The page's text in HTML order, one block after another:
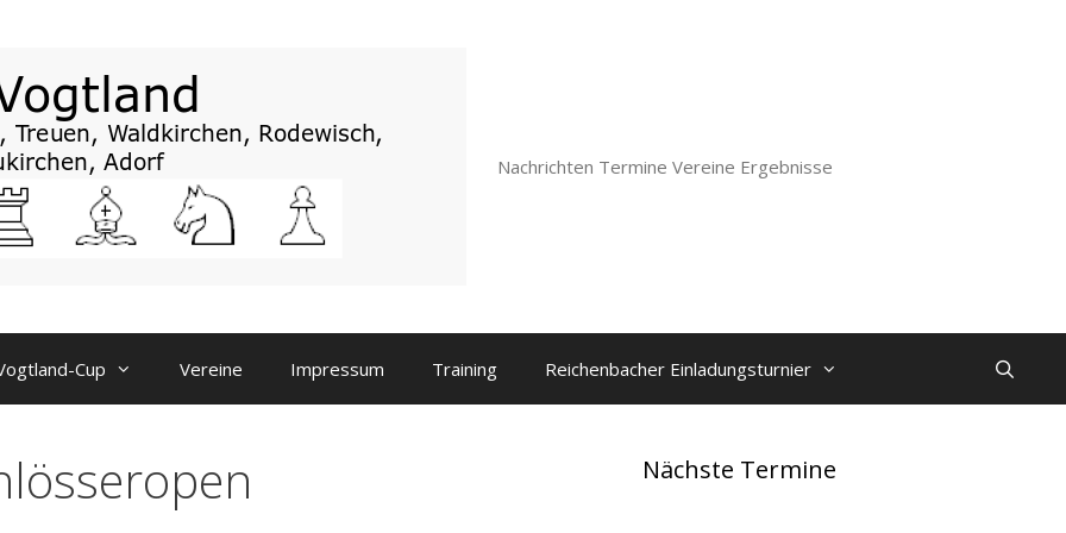
Nachrichten Termine Vereine Ergebnisse
Cup Vereine Impressum Training Reichenbacher Einladungsturnier
Nächste Termine